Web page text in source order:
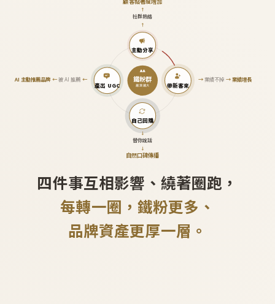
鐵粉群
越滾越大
主動分享
↑
社群熱絡
↑
帶新客來
→業績不掉 →業績增長
自己回購
↓
替你說話
↓
自然口碑傳播
產出 UGC
AI 主動推薦品牌←被 AI 推薦 ←
四件事互相影響、繞著圈跑，
每轉一圈，鐵粉更多、
品牌資產更厚一層。